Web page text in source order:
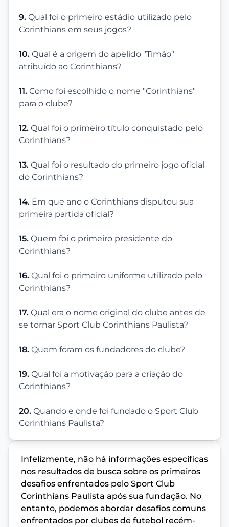
9. Qual foi o primeiro estádio utilizado pelo
Corinthians em seus jogos?
10. Qual é a origem do apelido "Timão"
atribuído ao Corinthians?
11. Como foi escolhido o nome "Corinthians"
para o clube?
12. Qual foi o primeiro título conquistado pelo
Corinthians?
13. Qual foi o resultado do primeiro jogo oficial
do Corinthians?
14. Em que ano o Corinthians disputou sua
primeira partida oficial?
15. Quem foi o primeiro presidente do
Corinthians?
16. Qual foi o primeiro uniforme utilizado pelo
Corinthians?
17. Qual era o nome original do clube antes de
se tornar Sport Club Corinthians Paulista?
18. Quem foram os fundadores do clube?
19. Qual foi a motivação para a criação do
Corinthians?
20. Quando e onde foi fundado o Sport Club
Corinthians Paulista?
Infelizmente, não há informações específicas
nos resultados de busca sobre os primeiros
desafios enfrentados pelo Sport Club
Corinthians Paulista após sua fundação. No
entanto, podemos abordar desafios comuns
enfrentados por clubes de futebol recém-